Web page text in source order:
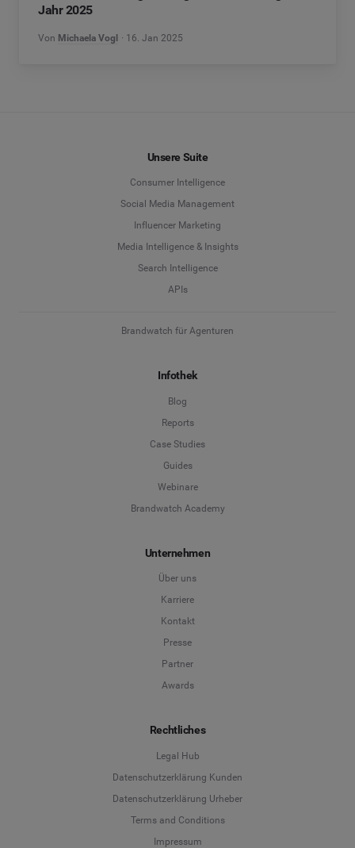
Jahr 2025
Von Michaela Vogl 16. Jan 2025
Unsere Suite
Consumer Intelligence
Social Media Management
Influencer Marketing
Media Intelligence & Insights
Search Intelligence
APIs
Brandwatch für Agenturen
Infothek
Blog
Reports
Case Studies
Guides
Webinare
Brandwatch Academy
Unternehmen
Über uns
Karriere
Kontakt
Presse
Partner
Awards
Rechtliches
Legal Hub
Datenschutzerklärung Kunden
Datenschutzerklärung Urheber
Terms and Conditions
Impressum